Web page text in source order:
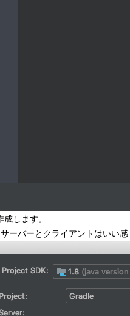
します。
ーバーとクライアントはいい